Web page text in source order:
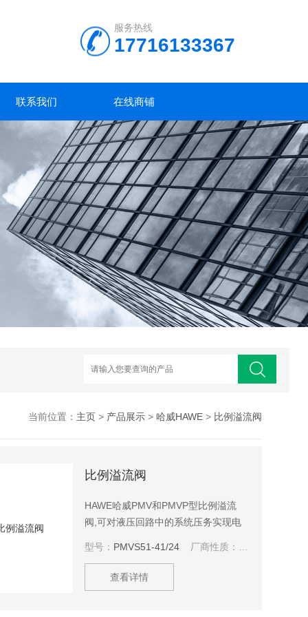
服务热线
17716133367
联系我们 在线商铺
当前位置： 主页> 产品展示> 哈威HAWE> 比例溢流阀
比例溢流阀
HAWE哈威PMV和PMVP型比例溢流
阀,可对液压回路中的系统压务实现电
于压力.此压力值取决于流量(流阻压降)
或通过调节螺钉设定的最小值
型号： PMVS51-41/24厂商性质：
查看详情